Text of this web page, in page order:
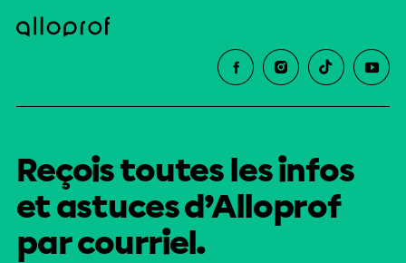
Reçois toutes les infos
et astuces d’Alloprof
par courriel.